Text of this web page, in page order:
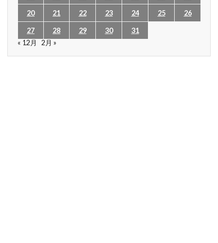
20 21 22 23 24 25 26
27 28 29 30
31
« 12月
2月 »